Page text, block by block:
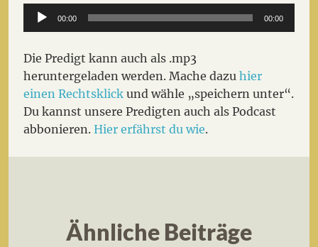
Audio-
Player
00:00 00:00
Die Predigt kann auch als .mp3
heruntergeladen werden. Mache dazuhier
einen Rechtsklick und wähle „speichern unter“.
Du kannst unsere Predigten auch als Podcast
abbonieren.Hier erfährst du wie.
Ähnliche Beiträge